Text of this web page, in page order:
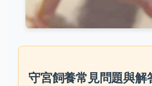
守宮飼養常見問題與解